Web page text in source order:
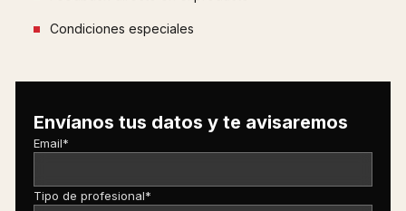
Condiciones especiales
Envíanos tus datos y te avisaremos
Email*
Tipo de profesional*